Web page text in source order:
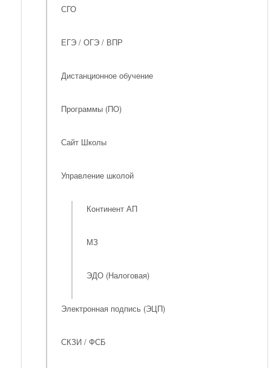
СГО
ЕГЭ / ОГЭ / ВПР
Дистанционное обучение
Программы (ПО)
Сайт Школы
Управление школой
Континент АП
МЗ
ЭДО (Налоговая)
Электронная подпись (ЭЦП)
СКЗИ / ФСБ